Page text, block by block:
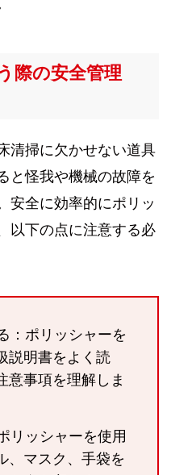
際の安全管理
清掃に欠かせない道具
と怪我や機械の故障を
安全に効率的にポリッ
以下の点に注意する必
：ポリッシャーを
説明書をよく読
意事項を理解しま
リッシャーを使用
、マスク、手袋を